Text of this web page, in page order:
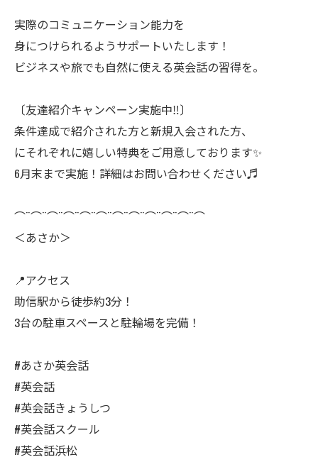
実際のコミュニケーション能力を
身につけられるようサポートいたします！
ビジネスや旅でも自然に使える英会話の習得を。
〔友達紹介キャンペーン実施中‼︎〕
条件達成で紹介された方と新規入会された方、
にそれぞれに嬉しい特典をご用意しております✨
6月末まで実施！詳細はお問い合わせください♬
⌒¨⌒¨⌒¨⌒¨⌒¨⌒¨⌒¨⌒¨⌒¨⌒¨⌒¨⌒
＜あさか＞
📍アクセス
助信駅から徒歩約3分！
3台の駐車スペースと駐輪場を完備！
#あさか英会話
#英会話
#英会話きょうしつ
#英会話スクール
#英会話浜松